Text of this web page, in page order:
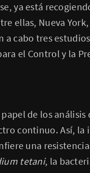
ya está
ellas, Nueva
a cabo tres
el Control y la
de los
continuo. Así,
una
tetani, la